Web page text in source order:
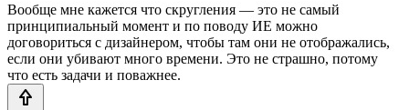
Вообще мне кажется что скругления — это не самый
принципиальный момент и по поводу ИЕ можно
договориться с дизайнером, чтобы там они не отображались,
если они убивают много времени. Это не страшно, потому
что есть задачи и поважнее.